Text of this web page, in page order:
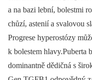
a na bazi lební, bolestmi
chůzí, astenií a svalovou
Progrese hyperostózy
k bolestem hlavy.Puberta
dominantně dědičná s